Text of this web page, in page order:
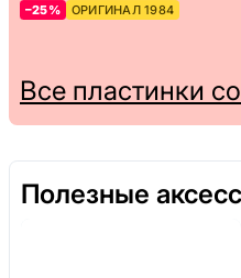
–25% ОРИГИНАЛ 1984
Все пластинки
Полезные